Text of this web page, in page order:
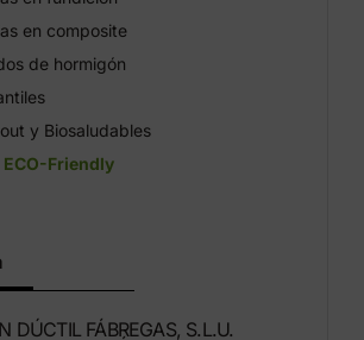
en composite
de hormigón
y Biosaludables
Friendly
DÚCTIL FÁBREGAS, S.L.U.